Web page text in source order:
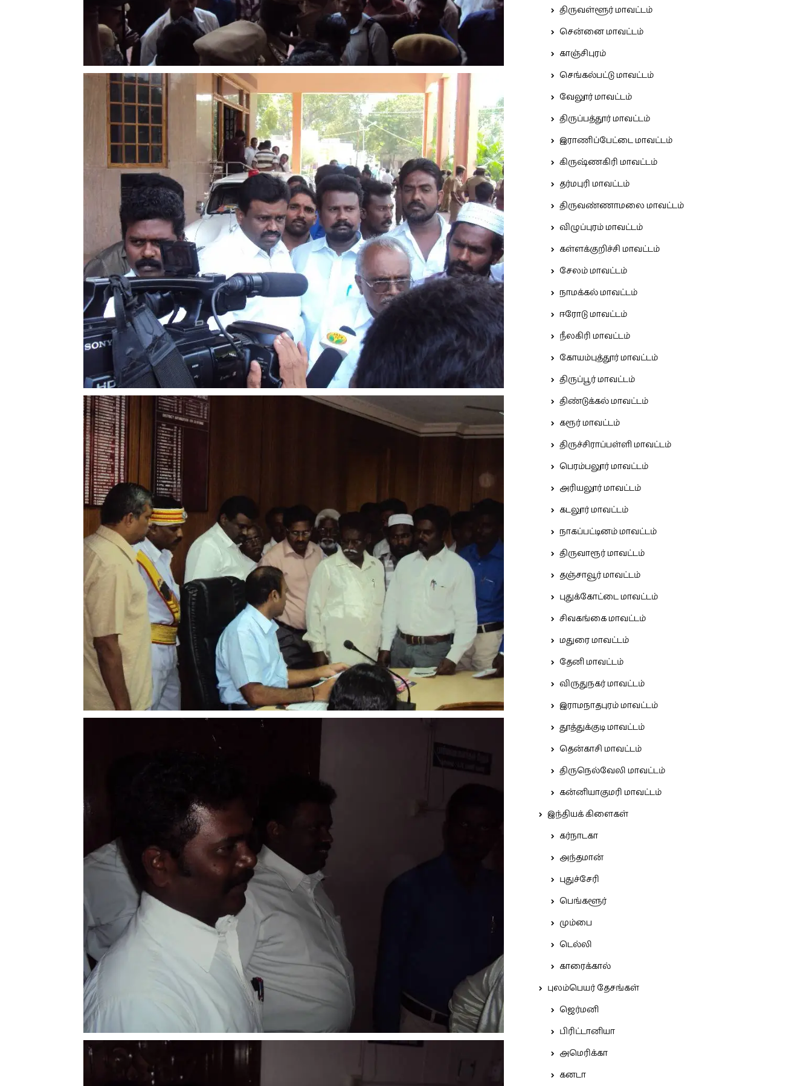
திருவள்ளூர் மாவட்டம்
சென்னை மாவட்டம்
காஞ்சிபுரம்
செங்கல்பட்டு மாவட்டம்
வேலூர் மாவட்டம்
திருப்பத்தூர் மாவட்டம்
இராணிப்பேட்டை மாவட்டம்
கிருஷ்ணகிரி மாவட்டம்
தர்மபுரி மாவட்டம்
திருவண்ணாமலை மாவட்டம்
விழுப்புரம் மாவட்டம்
கள்ளக்குறிச்சி மாவட்டம்
சேலம் மாவட்டம்
நாமக்கல் மாவட்டம்
ஈரோடு மாவட்டம்
நீலகிரி மாவட்டம்
கோயம்புத்தூர் மாவட்டம்
திருப்பூர் மாவட்டம்
திண்டுக்கல் மாவட்டம்
கரூர் மாவட்டம்
திருச்சிராப்பள்ளி மாவட்டம்
பெரம்பலூர் மாவட்டம்
அரியலூர் மாவட்டம்
கடலூர் மாவட்டம்
நாகப்பட்டினம் மாவட்டம்
திருவாரூர் மாவட்டம்
தஞ்சாவூர் மாவட்டம்
புதுக்கோட்டை மாவட்டம்
சிவகங்கை மாவட்டம்
மதுரை மாவட்டம்
தேனி மாவட்டம்
விருதுநகர் மாவட்டம்
இராமநாதபுரம் மாவட்டம்
தூத்துக்குடி மாவட்டம்
தென்காசி மாவட்டம்
திருநெல்வேலி மாவட்டம்
கன்னியாகுமரி மாவட்டம்
இந்தியக் கிளைகள்
கர்நாடகா
அந்தமான்
புதுச்சேரி
பெங்களூர்
மும்பை
டெல்லி
காரைக்கால்
புலம்பெயர் தேசங்கள்
ஜெர்மனி
பிரிட்டானியா
அமெரிக்கா
கனடா